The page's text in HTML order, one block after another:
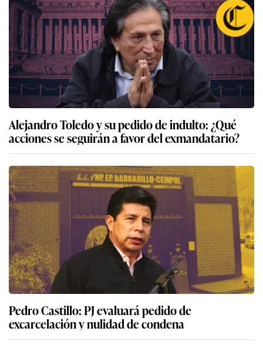
Alejandro Toledo y su pedido de indulto: ¿Qué
acciones se seguirán a favor del exmandatario?
Pedro Castillo: PJ evaluará pedido de
excarcelación y nulidad de condena